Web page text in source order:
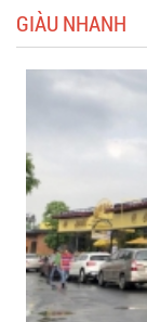
GIÀU NHANH